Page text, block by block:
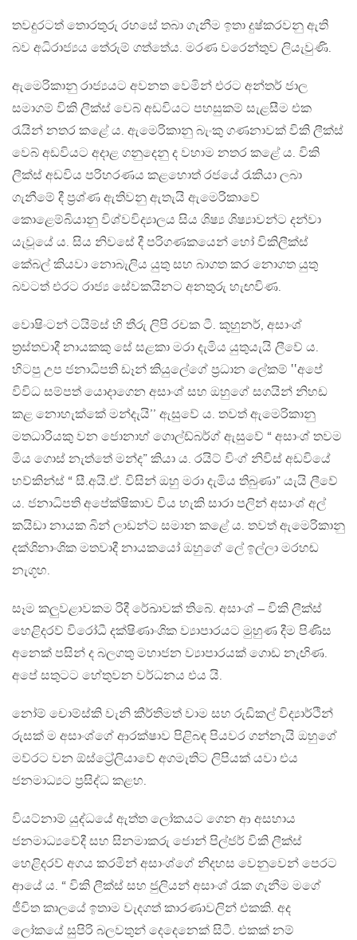
තවදුරටත් තොරතුරු රහසේ තබා ගැනීම ඉතා දුෂ්කරවනු ඇති
බව අධිරාජ්‍යය තේරුම් ගත්තේය. මරණ වරෙන්තුව ලියැවුණි.
ඇමෙරිකානු රාජ්‍යයට අවනත වෙමින් එරට අන්තර් ජාල
සමාගම් විකි ලීක්ස් වෙබ් අඩවියට පහසුකම් සැළසීම එක
රැයින් නතර කළේ ය. ඇමෙරිකානු බැංකු ගණනාවක් විකි ලීක්ස්
වෙබ් අඩවියට අදාළ ගනුදෙනු ද වහාම නතර කළේ ය. විකි
ලීක්ස් අඩවිය පරිහරණය කළහොත් රජයේ රැකියා ලබා
ගැනීමේ දී ප්‍රශ්ණ ඇතිවනු ඇතැයි ඇමෙරිකාවේ
කොළෙම්බියානු විශ්වවිද්‍යාලය සිය ශිෂ්‍ය ශිෂ්‍යාවන්ට දන්වා
යැවූයේ ය. සිය නිවසේ දී පරිගණකයෙන් හෝ විකිලීක්ස්
කේබල් කියවා නොබැලිය යුතු සහ බාගත කර නොගත යුතු
බවටත් එරට රාජ්‍ය සේවකයිනට අනතුරු හැඟවිණ.
වොෂිංටන් ටයිම්ස් හි තීරු ලිපි රචක ටී. කූහුනර්, අසාංශ්
ත්‍රස්තවාදී නායකකු සේ සළකා මරා දැමිය යුතුයැයි ලීවේ ය.
හිටපු උප ජනාධිපති ඩෑන් කියුලේගේ ප්‍රධාන ලේකම් ‛‛අපේ
විවිධ සම්පත් යොදාගෙන අසාංශ් සහ ඔහුගේ සගයින් නිහඩ
කළ නොහැක්කේ මන්දැයි’’ ඇසුවේ ය. තවත් ඇමෙරිකානු
මතධාරියකු වන ජොනාහ් ගොල්ඩ්බර්ග් ඇසුවේ “ අසාංශ් තවම
මිය ගොස් නැත්තේ මන්ද” කියා ය. රයිට් විංග් නිවිස් අඩවියේ
හව්කින්ස් “ සී.අයි.ඒ. විසින් ඔහු මරා දැමිය තිබුණා” යැයි ලීවේ
ය. ජනාධිපති අපේක්ෂිකාව විය හැකි සාරා පලින් අසාංශ් අල්
කයිඩා නායක බින් ලාඩන්ට සමාන කළේ ය. තවත් ඇමෙරිකානු
දක්ශිනාංශික මතවාදී නායකයෝ ඔහුගේ ලේ ඉල්ලා මරහඬ
නැගූහ.
සෑම කලුවළාවකම රිදී රේඛාවක් තිබේ. අසාංශ් – විකි ලීක්ස්
හෙළිදරව් විරෝධී දක්ෂිණාංශික ව්‍යාපාරයට මුහුණ දීම පිණිස
අනෙක් පසින් ද බලගතු මහාජන ව්‍යාපාරයක් ගොඩ නැඟිණ.
අපේ සතුටට හේතුවන වර්ධනය එය යි.
නෝම් චොම්ස්කි වැනි කීර්තිමත් වාම සහ රුඩිකල් විද්‍යාර්ථින්
රුසක් ම අසාංශ්ගේ ආරක්ෂාව පිළිබඳ පියවර ගන්නැයි ඔහුගේ
මව්රට වන ඕස්ට්‍රේලියාවේ අගමැතිට ලිපියක් යවා එය
ජනමාධ්‍යට ප්‍රසිද්ධ කළහ.
වියට්නාම් යුද්ධයේ ඇත්ත ලෝකයට ගෙන ආ අසහාය
ජනමාධ්‍යවේදී සහ සිනමාකරු ජොන් පිල්ජර් විකි ලීක්ස්
හෙළිදරව් අගය කරමින් අසාංශ්ගේ නිදහස වෙනුවෙන් පෙරට
ආයේ ය. “ විකි ලීක්ස් සහ ජුලියන් අසාංශ් රැක ගැනීම මගේ
ජීවිත කාලයේ ඉතාම වැදගත් කාරණාවලින් එකකි. අද
ලෝකයේ සුපිරි බලවතුන් දෙදෙනෙක් සිටී. එකක් නම්